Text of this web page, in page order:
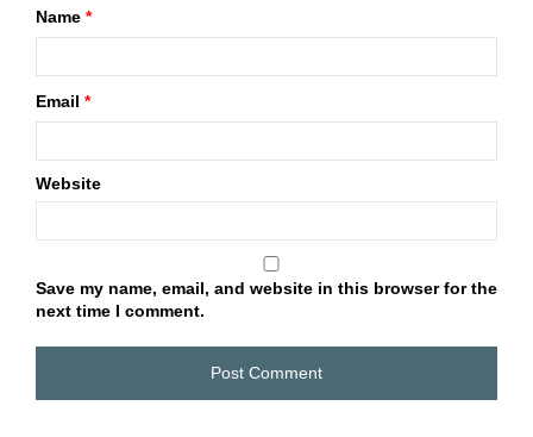
Name *
Email *
Website
Save my name, email, and website in this browser for the
next time I comment.